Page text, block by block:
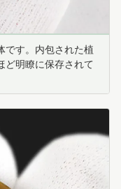
です。内包された植
ど明瞭に保存されて